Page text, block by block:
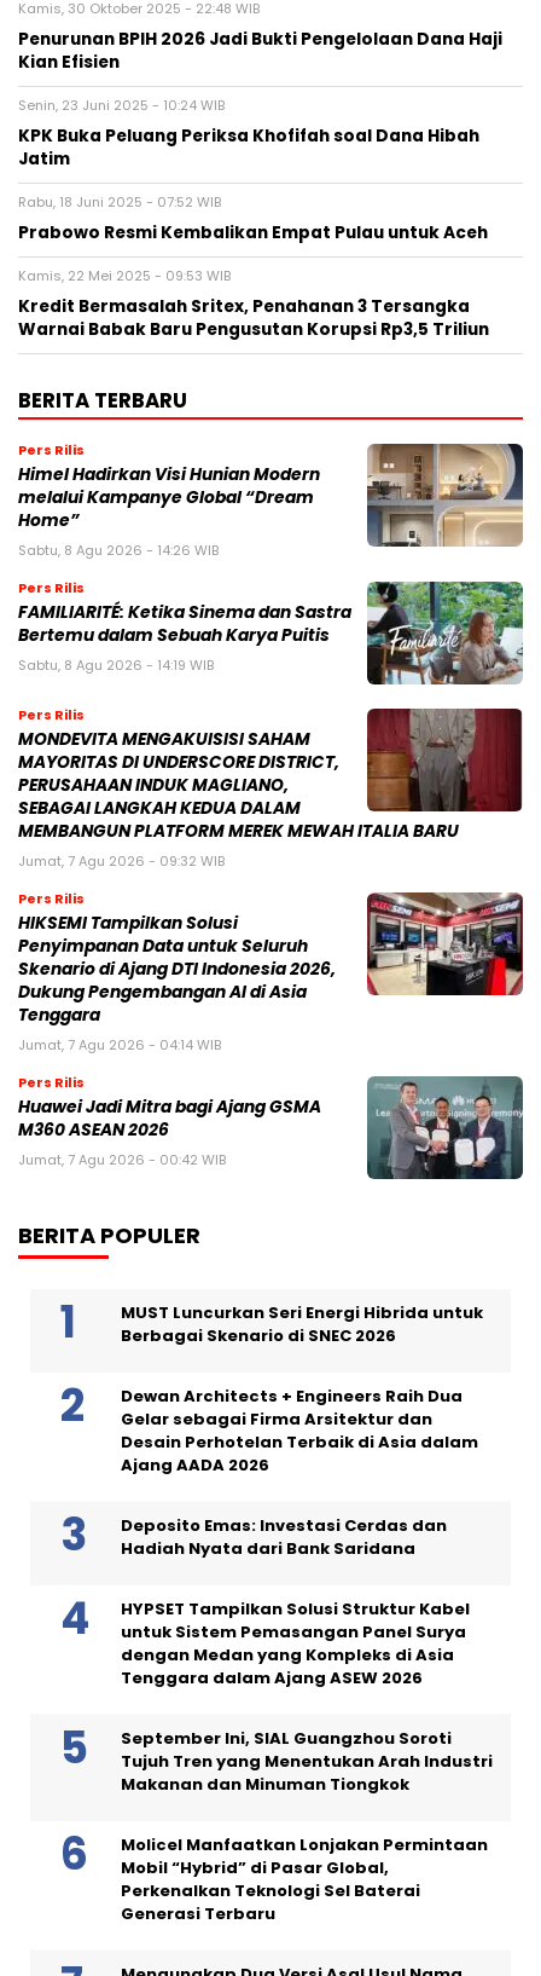
Kamis, 30 Oktober 2025 - 22:48 WIB
Penurunan BPIH 2026 Jadi Bukti Pengelolaan Dana Haji
Kian Efisien
Senin, 23 Juni 2025 - 10:24 WIB
KPK Buka Peluang Periksa Khofifah soal Dana Hibah
Jatim
Rabu, 18 Juni 2025 - 07:52 WIB
Prabowo Resmi Kembalikan Empat Pulau untuk Aceh
Kamis, 22 Mei 2025 - 09:53 WIB
Kredit Bermasalah Sritex, Penahanan 3 Tersangka
Warnai Babak Baru Pengusutan Korupsi Rp3,5 Triliun
BERITA TERBARU
Pers Rilis
Himel Hadirkan Visi Hunian Modern
melalui Kampanye Global “Dream
Home”
Sabtu, 8 Agu 2026 - 14:26 WIB
Pers Rilis
FAMILIARITÉ: Ketika Sinema dan Sastra
Bertemu dalam Sebuah Karya Puitis
Sabtu, 8 Agu 2026 - 14:19 WIB
Pers Rilis
MONDEVITA MENGAKUISISI SAHAM
MAYORITAS DI UNDERSCORE DISTRICT,
PERUSAHAAN INDUK MAGLIANO,
SEBAGAI LANGKAH KEDUA DALAM
MEMBANGUN PLATFORM MEREK MEWAH ITALIA BARU
Jumat, 7 Agu 2026 - 09:32 WIB
Pers Rilis
HIKSEMI Tampilkan Solusi
Penyimpanan Data untuk Seluruh
Skenario di Ajang DTI Indonesia 2026,
Dukung Pengembangan AI di Asia
Tenggara
Jumat, 7 Agu 2026 - 04:14 WIB
Pers Rilis
Huawei Jadi Mitra bagi Ajang GSMA
M360 ASEAN 2026
Jumat, 7 Agu 2026 - 00:42 WIB
BERITA POPULER
MUST Luncurkan Seri Energi Hibrida untuk
Berbagai Skenario di SNEC 2026
Dewan Architects + Engineers Raih Dua
Gelar sebagai Firma Arsitektur dan
Desain Perhotelan Terbaik di Asia dalam
Ajang AADA 2026
Deposito Emas: Investasi Cerdas dan
Hadiah Nyata dari Bank Saridana
HYPSET Tampilkan Solusi Struktur Kabel
untuk Sistem Pemasangan Panel Surya
dengan Medan yang Kompleks di Asia
Tenggara dalam Ajang ASEW 2026
September Ini, SIAL Guangzhou Soroti
Tujuh Tren yang Menentukan Arah Industri
Makanan dan Minuman Tiongkok
Molicel Manfaatkan Lonjakan Permintaan
Mobil “Hybrid” di Pasar Global,
Perkenalkan Teknologi Sel Baterai
Generasi Terbaru